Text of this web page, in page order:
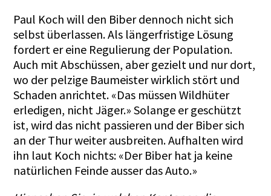
Paul Koch will den Biber dennoch nicht sich
selbst überlassen. Als längerfristige Lösung
fordert er eine Regulierung der Population.
Auch mit Abschüssen, aber gezielt und nur dort,
wo der pelzige Baumeister wirklich stört und
Schaden anrichtet. «Das müssen Wildhüter
erledigen, nicht Jäger.» Solange er geschützt
ist, wird das nicht passieren und der Biber sich
an der Thur weiter ausbreiten. Aufhalten wird
ihn laut Koch nichts: «Der Biber hat ja keine
natürlichen Feinde ausser das Auto.»